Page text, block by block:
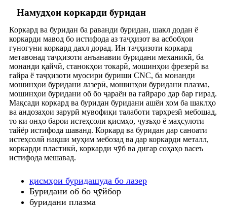
Намудҳои коркарди буридан
Коркард ва буридан ба раванди буридан, шакл додан ё
коркарди мавод бо истифода аз таҷҳизот ва асбобҳои
гуногуни коркард дахл дорад. Ин таҷҳизоти коркард
метавонад таҷҳизоти анъанавии буридани механикӣ, ба
монанди қайчӣ, станокҳои токарӣ, мошинҳои фрезерӣ ва
ғайра ё таҷҳизоти муосири буриши CNC, ба монанди
мошинҳои буридани лазерӣ, мошинҳои буридани плазма,
мошинҳои буридани об бо ҷараён ва ғайраро дар бар гирад.
Мақсади коркард ва буридан буридани ашёи хом ба шаклҳо
ва андозаҳои зарурӣ мувофиқи талаботи тарҳрезӣ мебошад,
то ки онҳо барои истеҳсоли қисмҳо, ҷузъҳо ё маҳсулоти
тайёр истифода шаванд. Коркард ва буридан дар саноати
истеҳсолӣ нақши муҳим мебозад ва дар коркарди металл,
коркарди пластикӣ, коркарди чӯб ва дигар соҳаҳо васеъ
истифода мешавад.
қисмҳои буридашуда бо лазер
Буридани об бо ҷӯйбор
буридани плазма